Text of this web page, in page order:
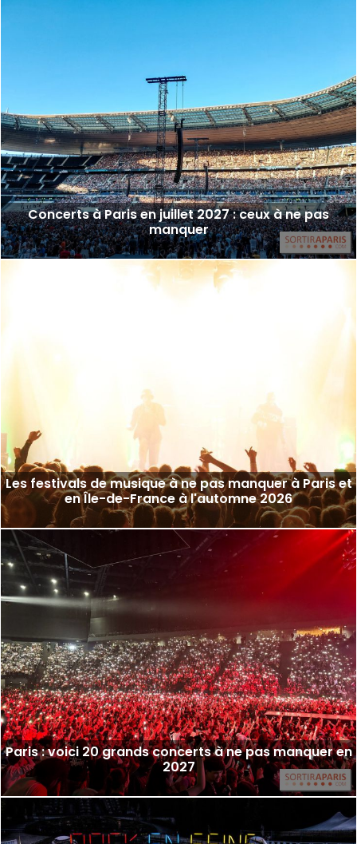
Concerts à Paris en juillet 2027 : ceux à ne pas
manquer
Les festivals de musique à ne pas manquer à Paris et
en Île-de-France à l'automne 2026
Paris : voici 20 grands concerts à ne pas manquer en
2027